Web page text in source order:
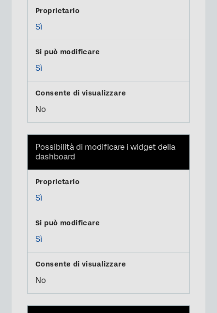
Sì
Sì
No
Possibilità di modificare i widget della
dashboard
Sì
Sì
No